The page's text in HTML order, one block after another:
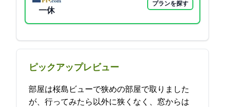
一休
プランを探す
ピックアップレビュー
部屋は桜島ビューで狭めの部屋で取りました
が、行ってみたら以外に狭くなく、窓からは